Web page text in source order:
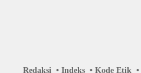
Redaksi Indeks Kode Etik